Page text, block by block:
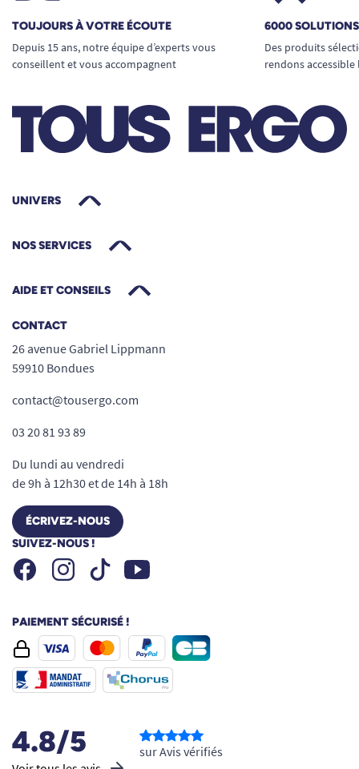
TOUJOURS À VOTRE ÉCOUTE
Depuis 15 ans, notre équipe d’experts vous
conseillent et vous accompagnent
6000
Des produits
rendons
UNIVERS
NOS SERVICES
AIDE ET CONSEILS
CONTACT
26 avenue Gabriel Lippmann
59910 Bondues
contact@tousergo.com
03 20 81 93 89
Du lundi au vendredi
de 9h à 12h30 et de 14h à 18h
ÉCRIVEZ-NOUS
SUIVEZ-NOUS !
FacebookInstagramTiktok Youtube
PAIEMENT SÉCURISÉ !
4.8/5 sur Avis vérifiés